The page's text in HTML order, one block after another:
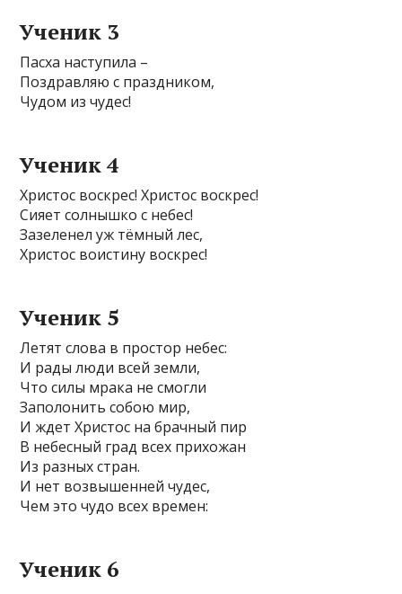
Ученик 3
Пасха наступила –
Поздравляю с праздником,
Чудом из чудес!
Ученик 4
Христос воскрес! Христос воскрес!
Сияет солнышко с небес!
Зазеленел уж тёмный лес,
Христос воистину воскрес!
Ученик 5
Летят слова в простор небес:
И рады люди всей земли,
Что силы мрака не смогли
Заполонить собою мир,
И ждет Христос на брачный пир
В небесный град всех прихожан
Из разных стран.
И нет возвышенней чудес,
Чем это чудо всех времен:
Ученик 6